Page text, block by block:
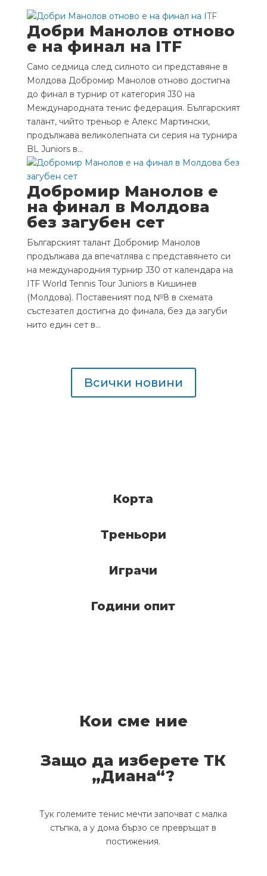
Добри Манолов отново
е на финал на ITF
Само седмица след силното си представяне в
Молдова Добромир Манолов отново достигна
до финал в турнир от категория J30 на
Международната тенис федерация. Българският
талант, чийто треньор е Алекс Мартински,
продължава великолепната си серия на турнира
BL Juniors в...
Добромир Манолов е
на финал в Молдова
без загубен сет
Българският талант Добромир Манолов
продължава да впечатлява с представянето си
на международния турнир J30 от календара на
ITF World Tennis Tour Juniors в Кишинев
(Молдова). Поставеният под №8 в схемата
състезател достигна до финала, без да загуби
нито един сет в...
Всички новини
Корта
Треньори
Играчи
Години опит
Кои сме ние
Защо да изберете ТК
„Диана“?
Тук големите тенис мечти започват с малка
стъпка, а у дома бързо се превръщат в
постижения.